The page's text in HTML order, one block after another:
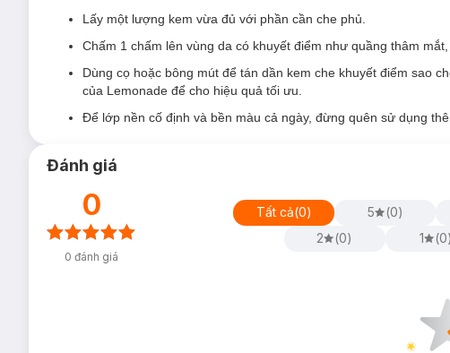
Lấy một lượng kem vừa đủ với phần cần che phủ.
Chấm 1 chấm lên vùng da có khuyết điểm như quầng thâm
Dùng cọ hoặc bông mút để tán dần kem che khuyết điểm sao
của Lemonade để cho hiệu quả tối ưu.
Để lớp nền cố định và bền màu cả ngày, đừng quên sử dụng
Đánh giá
0
0 đánh giá
Tất cả(0) 5 (0)
2
(0) 1 (0)